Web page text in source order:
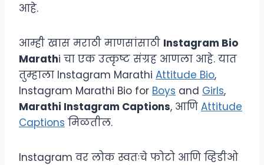
आहे.
आम्ही खास मराठी माणसांसाठी Instagram Bio
Marathi चा एक उत्कृष्ट संग्रह आणला आहे. यात
तुम्हाला Instagram Marathi Attitude Bio,
Instagram Marathi Bio for Boys and Girls,
Marathi Instagram Captions, आणि Attitude
Captions मिळतील.
Instagram वर लोक स्वतःचे फोटो आणि व्हिडीओ